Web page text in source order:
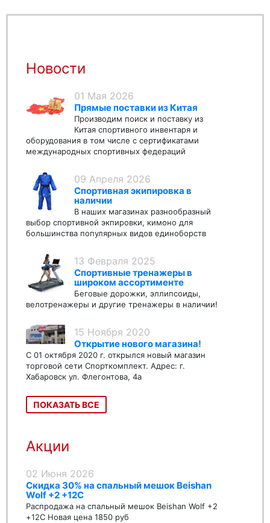
Новости
01 Мая 2026
Прямые поставки из Китая
Производим поиск и поставку из
Китая спортивного инвентаря и
оборудования в том числе с сертификатами
международных спортивных федераций
09 Апреля 2026
Спортивная экипировка в
наличии
В наших магазинах разнообразный
выбор спортивной экпировки, кимоно для
большинства популярных видов единоборств
13 Февраля 2025
Спортивные тренажеры в
широком ассортименте
Беговые дорожки, эллипсоиды,
велотренажеры и другие тренажеры в наличии!
15 Ноября 2020
Открытие нового магазина!
С 01 октября 2020 г. открылся новый магазин
торговой сети Спорткомплект. Адрес: г.
Хабаровск ул. Флегонтова, 4а
ПОКАЗАТЬ ВСЕ
Акции
02 Июня 2026
Скидка 30% на спальный мешок Beishan
Wolf +2 +12C
Распродажа на спальный мешок Beishan Wolf +2
+12C Новая цена 1850 руб